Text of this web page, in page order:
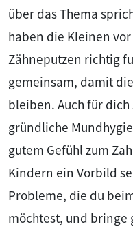
über das Thema
haben die Kleinen
Zähneputzen richtig
gemeinsam, damit
bleiben. Auch für
gründliche
gutem Gefühl zum
Kindern ein Vorbild
Probleme, die du
möchtest, und bringe